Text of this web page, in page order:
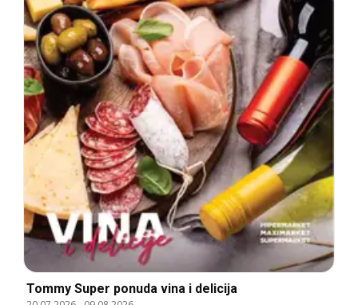
Tommy Super ponuda vina i delicija